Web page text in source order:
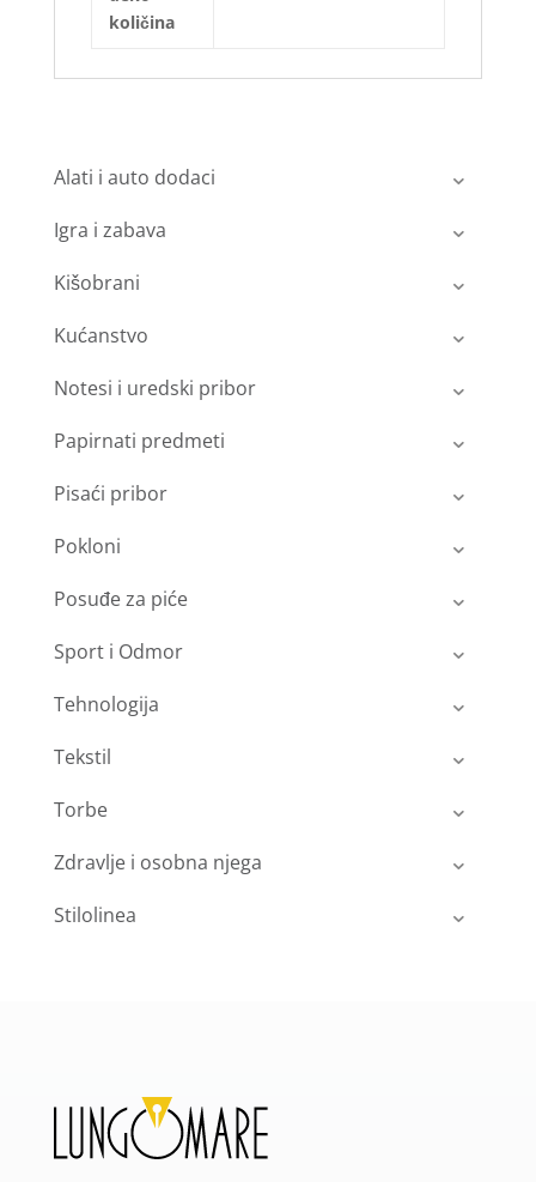
količina
Alati i auto dodaci
Igra i zabava
Kišobrani
Kućanstvo
Notesi i uredski pribor
Papirnati predmeti
Pisaći pribor
Pokloni
Posuđe za piće
Sport i Odmor
Tehnologija
Tekstil
Torbe
Zdravlje i osobna njega
Stilolinea